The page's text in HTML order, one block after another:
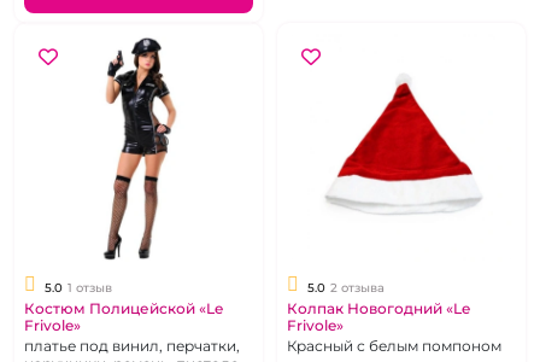
5.0 1 отзыв
Костюм Полицейской «Le
Frivole»
платье под винил, перчатки,
5.0 2 отзыва
Колпак Новогодний «Le
Frivole»
Красный с белым помпоном